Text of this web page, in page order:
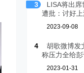
3
LISA将出
遭批：讨
2023-09-08
4
胡歌微博发
称压力全给
2023-01-31